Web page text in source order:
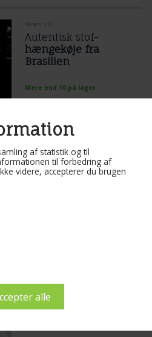
af statistik og til
til forbedring af
videre, accepterer du brugen
Varenr. 200
Autentisk stof-
hængekøje fra
Brasilien
Mere end 10 på lager
NATURHVID Brasiliansk stof-
hængekøje. Tæt vævet som et tæppe
border i 100% bomuld. Varm, lækker
og charmerende.
Læs mere...
990,00DKK